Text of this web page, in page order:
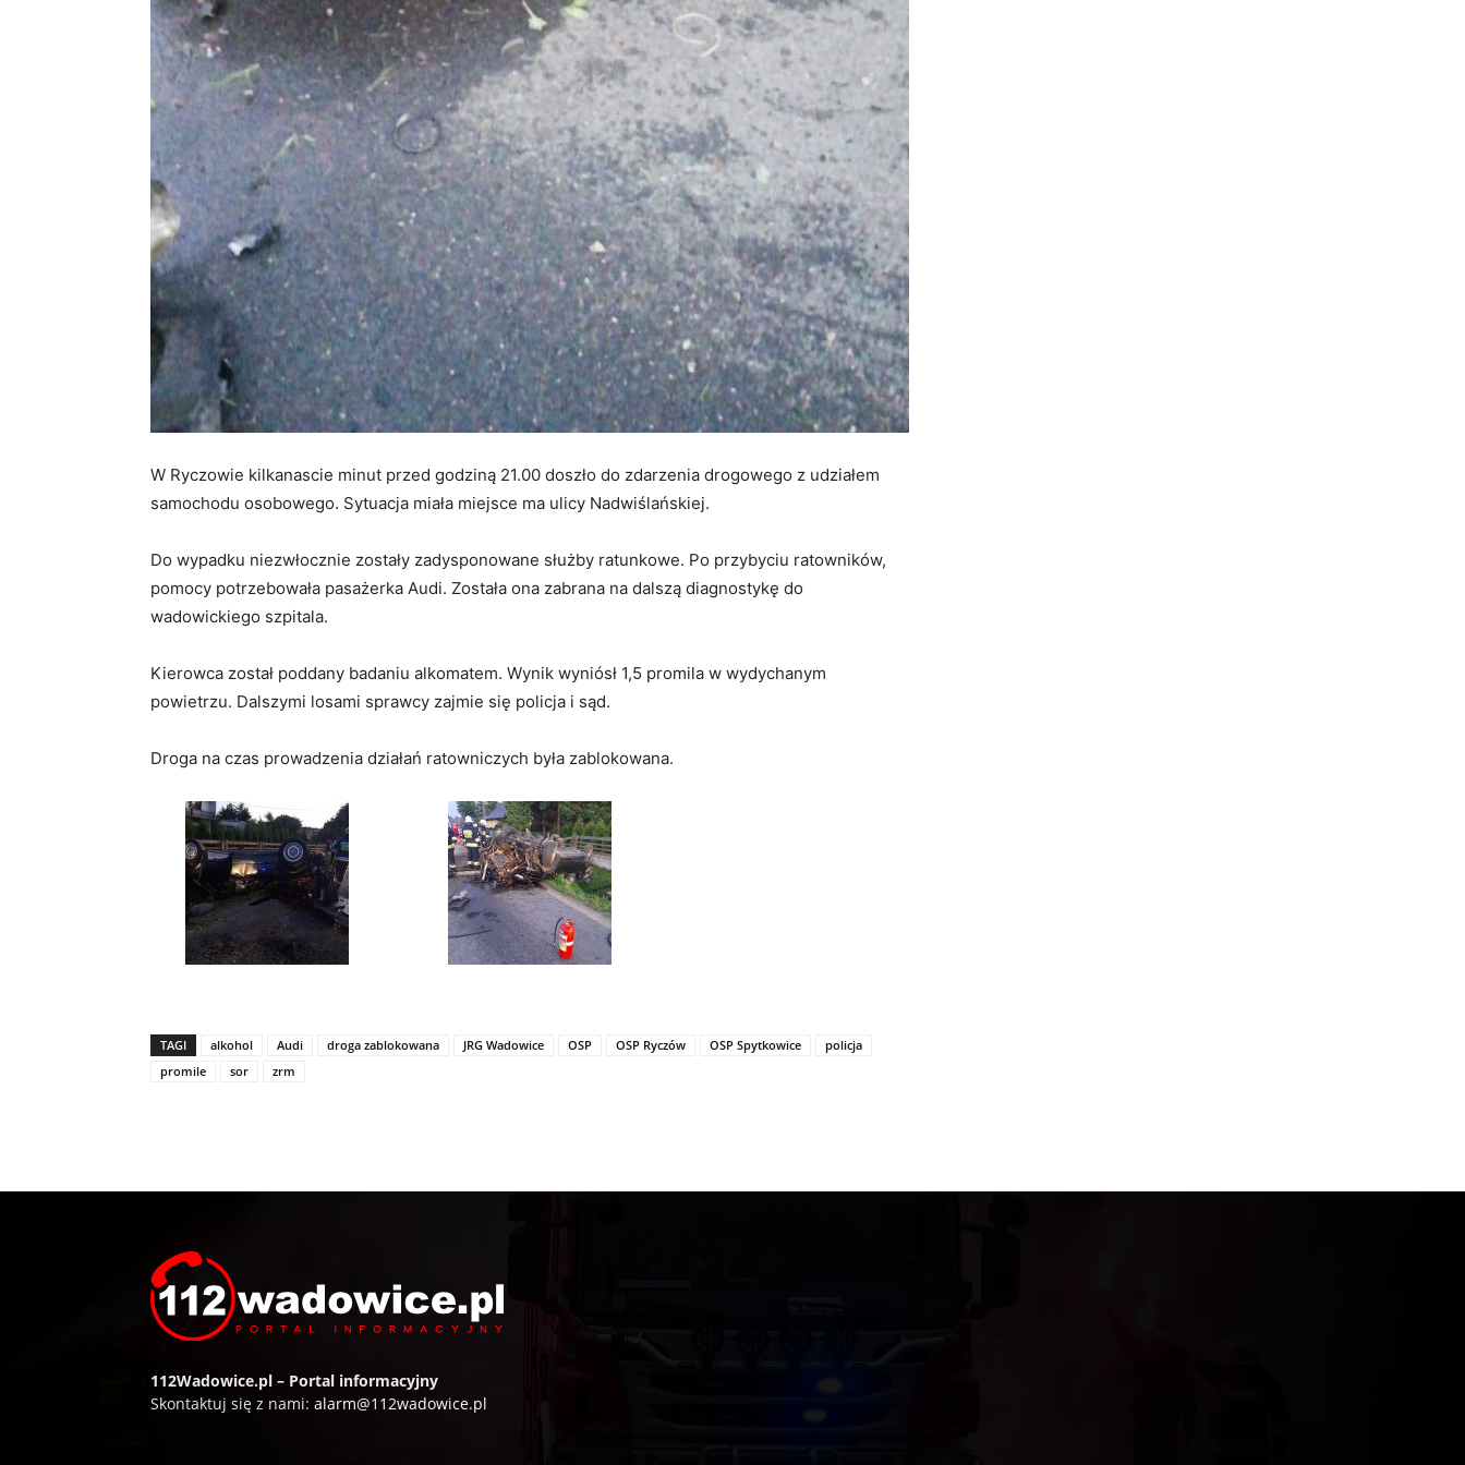
W Ryczowie kilkanascie minut przed godziną 21.00 doszło do zdarzenia drogowego z udziałem
samochodu osobowego. Sytuacja miała miejsce ma ulicy Nadwiślańskiej.
Do wypadku niezwłocznie zostały zadysponowane służby ratunkowe. Po przybyciu ratowników,
pomocy potrzebowała pasażerka Audi. Została ona zabrana na dalszą diagnostykę do
wadowickiego szpitala.
Kierowca został poddany badaniu alkomatem. Wynik wyniósł 1,5 promila w wydychanym
powietrzu. Dalszymi losami sprawcy zajmie się policja i sąd.
Droga na czas prowadzenia działań ratowniczych była zablokowana.
TAGI alkohol Audi droga zablokowana JRG Wadowice OSP OSP Ryczów OSP Spytkowice
policja
promile
sor zrm
112Wadowice.pl – Portal informacyjny
Skontaktuj się z nami: alarm@112wadowice.pl